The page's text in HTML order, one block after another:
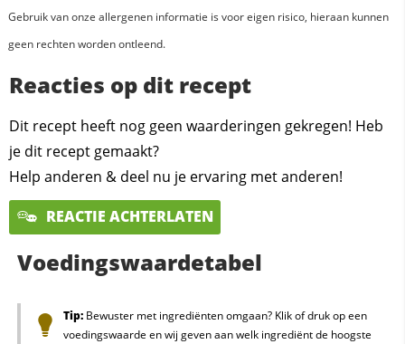
Gebruik van onze allergenen informatie is voor eigen risico, hieraan kunnen
geen rechten worden ontleend.
Reacties op dit recept
Dit recept heeft nog geen waarderingen gekregen! Heb
je dit recept gemaakt?
Help anderen & deel nu je ervaring met anderen!
REACTIE ACHTERLATEN
Voedingswaardetabel
Tip:Bewuster met ingrediënten omgaan? Klik of druk op een
voedingswaarde en wij geven aan welk ingrediënt de hoogste